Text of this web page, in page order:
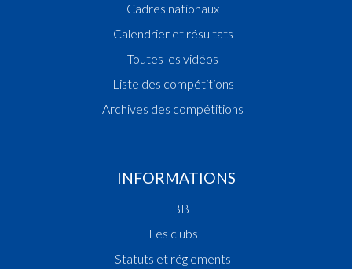
Cadres nationaux
Calendrier et résultats
Toutes les vidéos
Liste des compétitions
Archives des compétitions
INFORMATIONS
FLBB
Les clubs
Statuts et réglements